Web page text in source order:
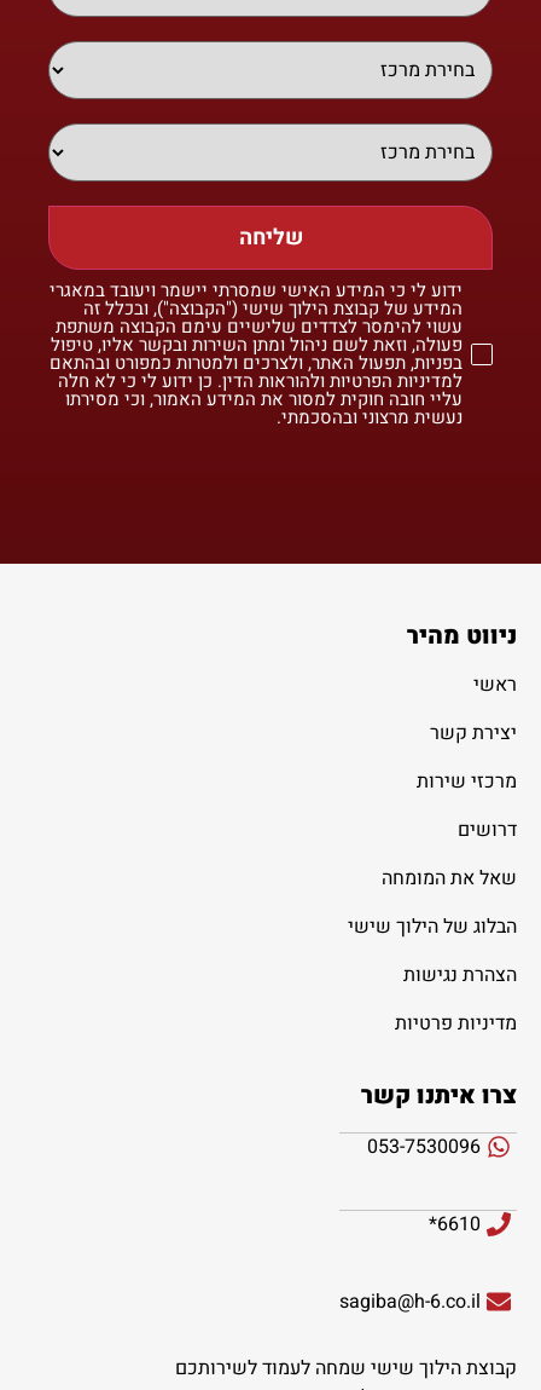
שליחה
ידוע לי כי המידע האישי שמסרתי יישמר ויעובד במאגרי
המידע של קבוצת הילוך שישי ("הקבוצה"), ובכלל זה
עשוי להימסר לצדדים שלישיים עימם הקבוצה משתפת
פעולה, וזאת לשם ניהול ומתן השירות ובקשר אליו, טיפול
בפניות, תפעול האתר, ולצרכים ולמטרות כמפורט ובהתאם
למדיניות הפרטיות ולהוראות הדין. כן ידוע לי כי לא חלה
עליי חובה חוקית למסור את המידע האמור, וכי מסירתו
נעשית מרצוני ובהסכמתי.
ניווט מהיר
ראשי
יצירת קשר
מרכזי שירות
דרושים
שאל את המומחה
הבלוג של הילוך שישי
הצהרת נגישות
מדיניות פרטיות
צרו איתנו קשר
053-7530096
6610*
sagiba@h-6.co.il
קבוצת הילוך שישי שמחה לעמוד לשירותכם